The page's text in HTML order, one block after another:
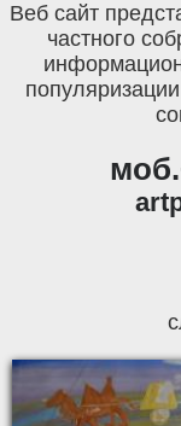
Веб сайт
частного